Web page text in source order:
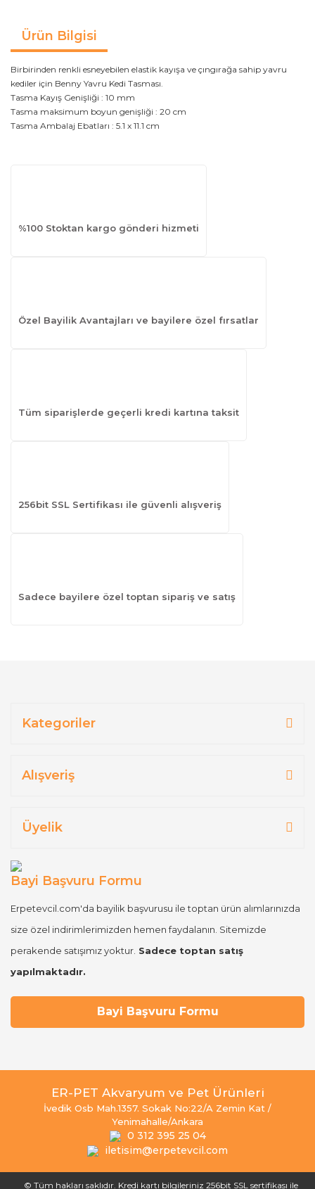
Ürün Bilgisi
Birbirinden renkli esneyebilen elastik kayışa ve çıngırağa sahip yavru
kediler için Benny Yavru Kedi Tasması.
Tasma Kayış Genişliği : 10 mm
Tasma maksimum boyun genişliği : 20 cm
Tasma Ambalaj Ebatları : 5.1 x 11.1 cm
%100 Stoktan kargo gönderi hizmeti
Özel Bayilik Avantajları ve bayilere özel fırsatlar
Tüm siparişlerde geçerli kredi kartına taksit
256bit SSL Sertifikası ile güvenli alışveriş
Sadece bayilere özel toptan sipariş ve satış
Kategoriler
Alışveriş
Üyelik
Bayi Başvuru Formu
Erpetevcil.com'da bayilik başvurusu ile toptan ürün alımlarınızda
size özel indirimlerimizden hemen faydalanın. Sitemizde
perakende satışımız yoktur. Sadece toptan satış
yapılmaktadır.
Bayi Başvuru Formu
ER-PET Akvaryum ve Pet Ürünleri
İvedik Osb Mah.1357. Sokak No:22/A Zemin Kat /
Yenimahalle/Ankara
0 312 395 25 04
iletisim@erpetevcil.com
© Tüm hakları saklıdır. Kredi kartı bilgileriniz 256bit SSL sertifikası ile